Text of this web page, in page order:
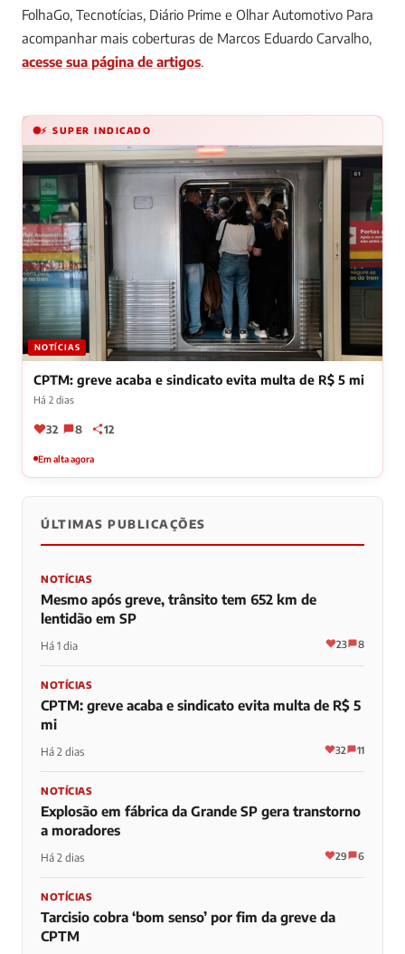
FolhaGo, Tecnotícias, Diário Prime e Olhar Automotivo Para
acompanhar mais coberturas de Marcos Eduardo Carvalho,
acesse sua página de artigos.
⚡ SUPER INDICADO
NOTÍCIAS
CPTM: greve acaba e sindicato evita multa de R$ 5 mi
Há 2 dias
32 8 12
Em alta agora
ÚLTIMAS PUBLICAÇÕES
NOTÍCIAS
Mesmo após greve, trânsito tem 652 km de
lentidão em SP
Há 1 dia 23 8
NOTÍCIAS
CPTM: greve acaba e sindicato evita multa de R$ 5
mi
Há 2 dias 32 11
NOTÍCIAS
Explosão em fábrica da Grande SP gera transtorno
a moradores
Há 2 dias 29 6
NOTÍCIAS
Tarcisio cobra ‘bom senso’ por fim da greve da
CPTM